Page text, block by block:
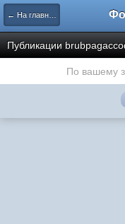
← На главную
Публикации
По вашему